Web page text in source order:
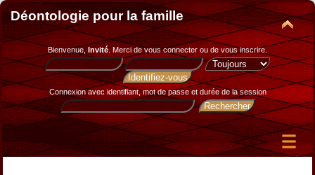
Déontologie pour la famille
Bienvenue, Invité. Merci devous connecter ou de vous inscrire.
Connexion avec identifiant, mot de passe et durée de la session